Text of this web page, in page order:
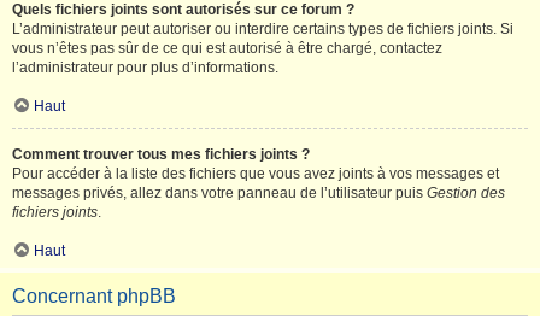
Quels fichiers joints sont autorisés sur ce forum ?
L’administrateur peut autoriser ou interdire certains types de fichiers joints. Si
vous n’êtes pas sûr de ce qui est autorisé à être chargé, contactez
l’administrateur pour plus d’informations.
Haut
Comment trouver tous mes fichiers joints ?
Pour accéder à la liste des fichiers que vous avez joints à vos messages et
messages privés, allez dans votre panneau de l’utilisateur puis Gestion des
fichiers joints.
Haut
Concernant phpBB